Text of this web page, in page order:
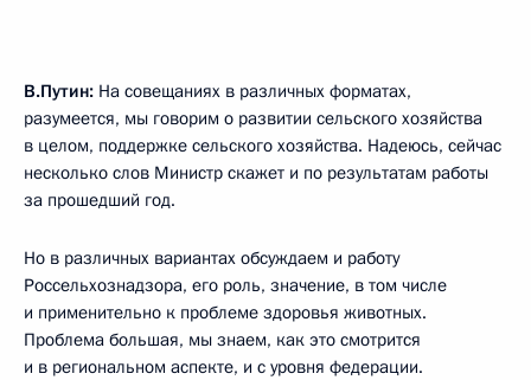
В.Путин: На совещаниях в различных форматах,
разумеется, мы говорим о развитии сельского хозяйства
в целом, поддержке сельского хозяйства. Надеюсь, сейчас
несколько слов Министр скажет и по результатам работы
за прошедший год.
Но в различных вариантах обсуждаем и работу
Россельхознадзора, его роль, значение, в том числе
и применительно к проблеме здоровья животных.
Проблема большая, мы знаем, как это смотрится
и в региональном аспекте, и с уровня федерации.